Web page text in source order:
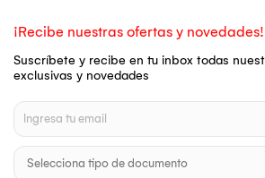
¡Recibe nuestras ofertas y novedades!
Suscríbete y recibe en tu inbox todas
exclusivas y novedades